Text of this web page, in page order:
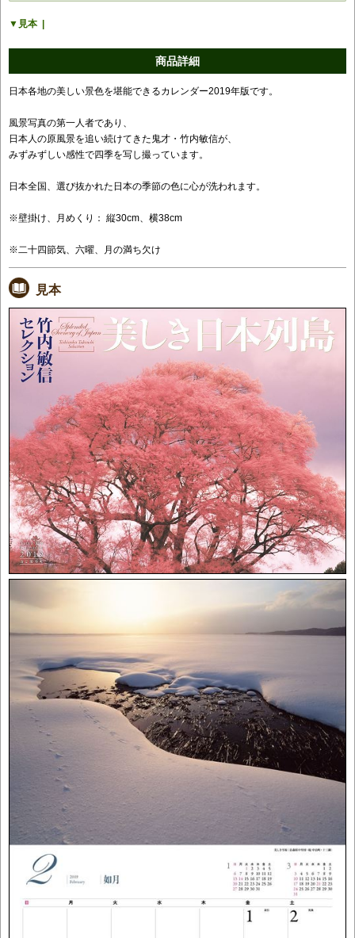
見本
商品詳細
日本各地の美しい景色を堪能できるカレンダー2019年版です。
風景写真の第一人者であり、
日本人の原風景を追い続けてきた鬼才・竹内敏信が、
みずみずしい感性で四季を写し撮っています。
日本全国、選び抜かれた日本の季節の色に心が洗われます。
※壁掛け、月めくり： 縦30cm、横38cm
※二十四節気、六曜、月の満ち欠け
見本